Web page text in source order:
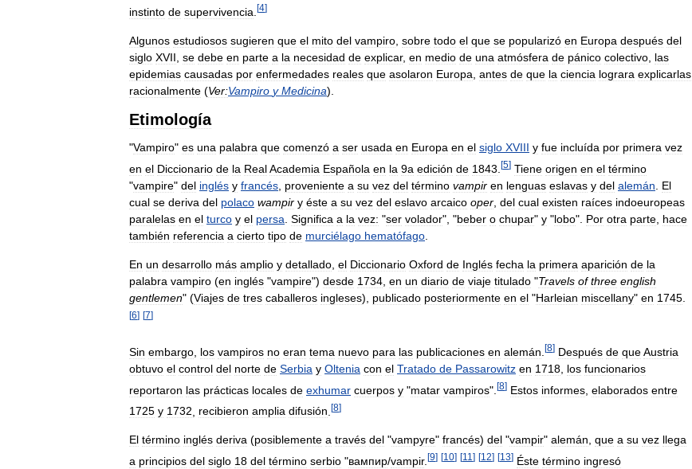
instinto de supervivencia [4]
Algunos estudiosos sugieren que el mito del vampiro sobre todo el que se popularizó en Europa después del
siglo XVII se debe en parte a la necesidad de explicar, en medio de una atmósfera de pánico colectivo las
epidemias causadas por enfermedades reales que asolaron Europa antes de que la ciencia lograra explicarlas
racionalmente (Ver:Vampiro y Medicina).
Etimología
"Vampiro" es una palabra que comenzó a ser usada en Europa en el siglo XVIII y fue incluída por primera vez
en el Diccionario de la RealAcademia Española en la 9a edición de 1843 [5] Tiene origen en el término
"vampire" del inglés y francés proveniente a su vez del término vampir en lenguas eslavas y del alemán
El
cual se deriva del polaco wampir y éste a su vez del eslavo arcaico oper del cual existen raíces indoeuropeas
paralelas en el turco y el persa Significa a la vez: "ser volador", "beber o chupar" y "lobo". Por otra parte hace
también referencia a cierto tipo de murciélago hematófago
En un desarrollo más amplio y detallado el Diccionario Oxford de Inglés fecha la primera aparición de la
palabra vampiro (en inglés "vampire") desde 1734 en un diario de viaje titulado "Travels of three english
gentlemen" (Viajes de tres caballeros ingleses), publicado posteriormente en el "Harleian miscellany" en 1745
[6] [7]
Sin embargo los vampiros no eran tema nuevo para las publicaciones en alemán [8] Después de queAustria
obtuvo el control del norte de Serbia y Oltenia con el Tratado de Passarowitz en 1718 los funcionarios
reportaron las prácticas locales de exhumar cuerpos y "matar vampiros". [8] Estos informes elaborados entre
1725 y 1732 recibieron amplia difusión [8]
El término inglés deriva (posiblemente a través del "vampyre" francés) del "vampir" alemán, que a su vez llega
a principios del siglo 18 del término serbio "вампир/vampir. [9] [10] [11 ] [12] [13] Éste término ingresó